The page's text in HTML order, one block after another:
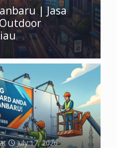
| Jasa
at July 17, 2026